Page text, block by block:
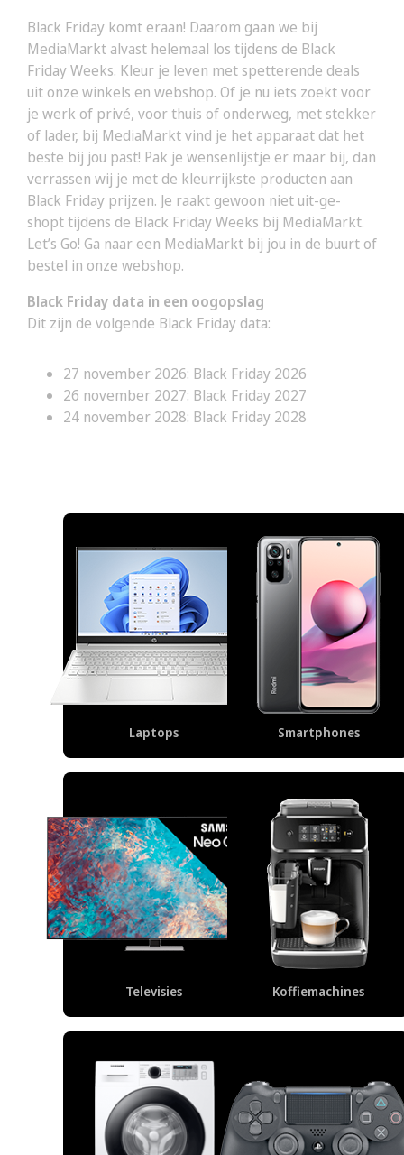
Black Friday komt eraan! Daarom gaan we bij
MediaMarkt alvast helemaal los tijdens de Black
Friday Weeks. Kleur je leven met spetterende deals
uit onze winkels en webshop. Of je nu iets zoekt voor
je werk of privé, voor thuis of onderweg, met stekker
of lader, bij MediaMarkt vind je het apparaat dat het
beste bij jou past! Pak je wensenlijstje er maar bij, dan
verrassen wij je met de kleurrijkste producten aan
Black Friday prijzen. Je raakt gewoon niet uit-ge-
shopt tijdens de Black Friday Weeks bij MediaMarkt.
Let’s Go! Ga naar een MediaMarkt bij jou in de buurt of
bestel in onze webshop.
Black Friday data in een oogopslag
Dit zijn de volgende Black Friday data:
27 november 2026: Black Friday 2026
26 november 2027: Black Friday 2027
24 november 2028: Black Friday 2028
Laptops Smartphones
Televisies Koffiemachines